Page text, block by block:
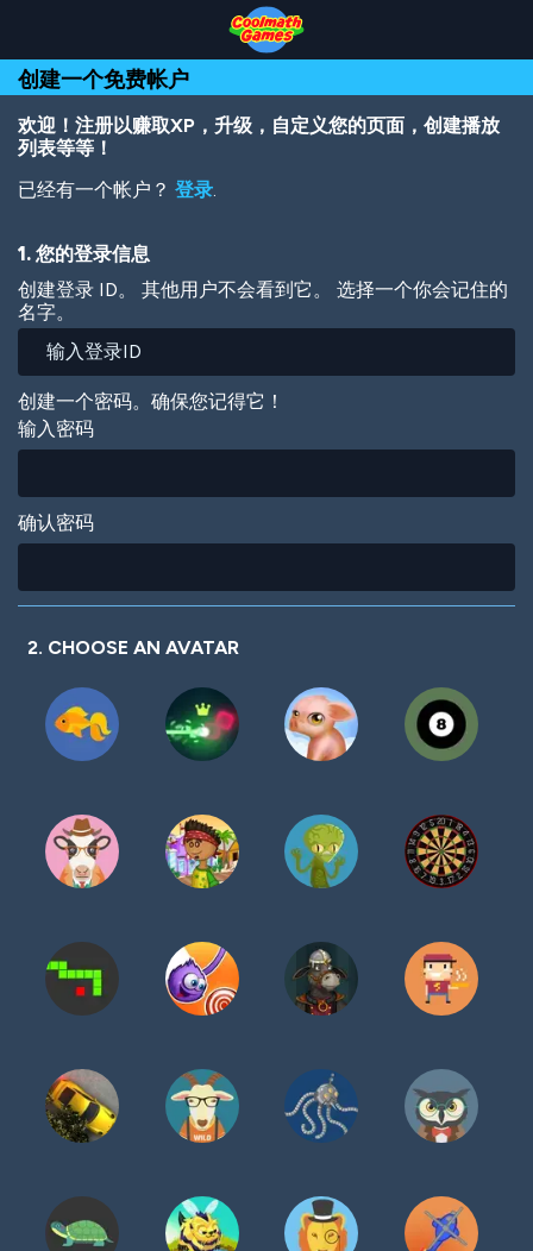
Top
of
Page
Navigation
Main
Content
Footer
到
主
要
内
容
创建一个免费帐户
欢迎！注册以赚取XP，升级，自定义您的页面，创建播放
列表等等！
已经有一个帐户？ 登录.
1. 您的登录信息
创建登录 ID。 其他用户不会看到它。 选择一个你会记住的
名字。
创建一个密码。确保您记得它！
输入密码
确认密码
2. CHOOSE AN AVATAR